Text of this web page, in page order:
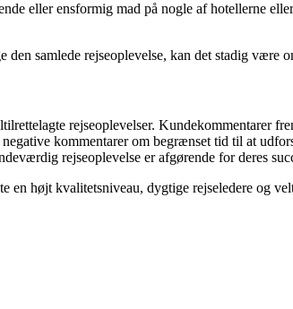
eller ensformig mad på nogle af hotellerne
samlede rejseoplevelse, kan det stadig
rejseoplevelser. Kundekommentarer
kommentarer om begrænset tid til at
rejseoplevelse er afgørende for deres
højt kvalitetsniveau, dygtige rejseledere og